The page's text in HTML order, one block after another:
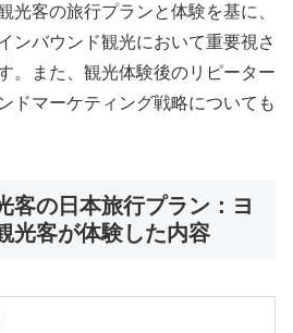
光客の旅行プランと体験を基に、
ンバウンド観光において重要視さ
。また、観光体験後のリピーター
ドマーケティング戦略についても
客の日本旅行プラン：ヨ
光客が体験した内容